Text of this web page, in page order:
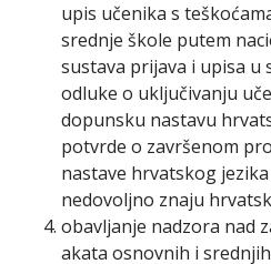
upis učenika s
srednje škole putem
sustava prijava i upisa u
odluke o uključivanju
dopunsku nastavu
potvrde o završenom
nastave hrvatskog
nedovoljno znaju
obavljanje nadzora nad
akata osnovnih i